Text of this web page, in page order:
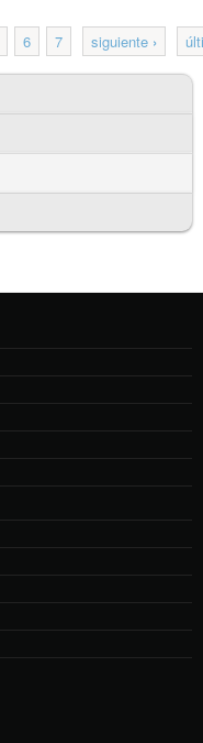
6 7 siguiente ›